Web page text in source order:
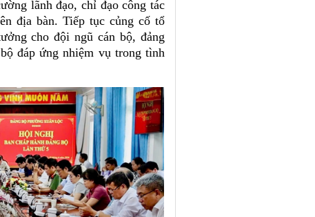
lãnh đạo, chỉ đạo công tác
địa bàn. Tiếp tục củng cố tổ
cho đội ngũ cán bộ, đảng
đáp ứng nhiệm vụ trong tình